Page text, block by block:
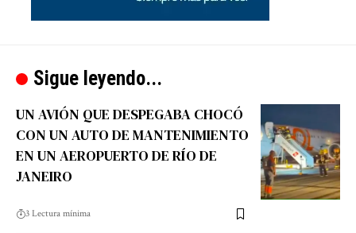
Sigue leyendo...
UN AVIÓN QUE DESPEGABA CHOCÓ
CON UN AUTO DE MANTENIMIENTO
EN UN AEROPUERTO DE RÍO DE
JANEIRO
3 Lectura mínima